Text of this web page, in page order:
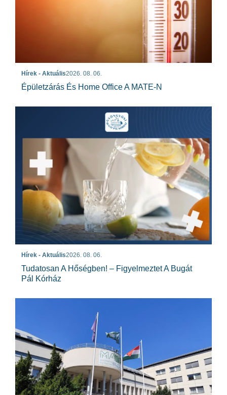
Hírek - Aktuális2026. 08. 06.
Épületzárás És Home Office A MATE-N
Hírek - Aktuális2026. 08. 06.
Tudatosan A Hőségben! – Figyelmeztet A Bugát
Pál Kórház